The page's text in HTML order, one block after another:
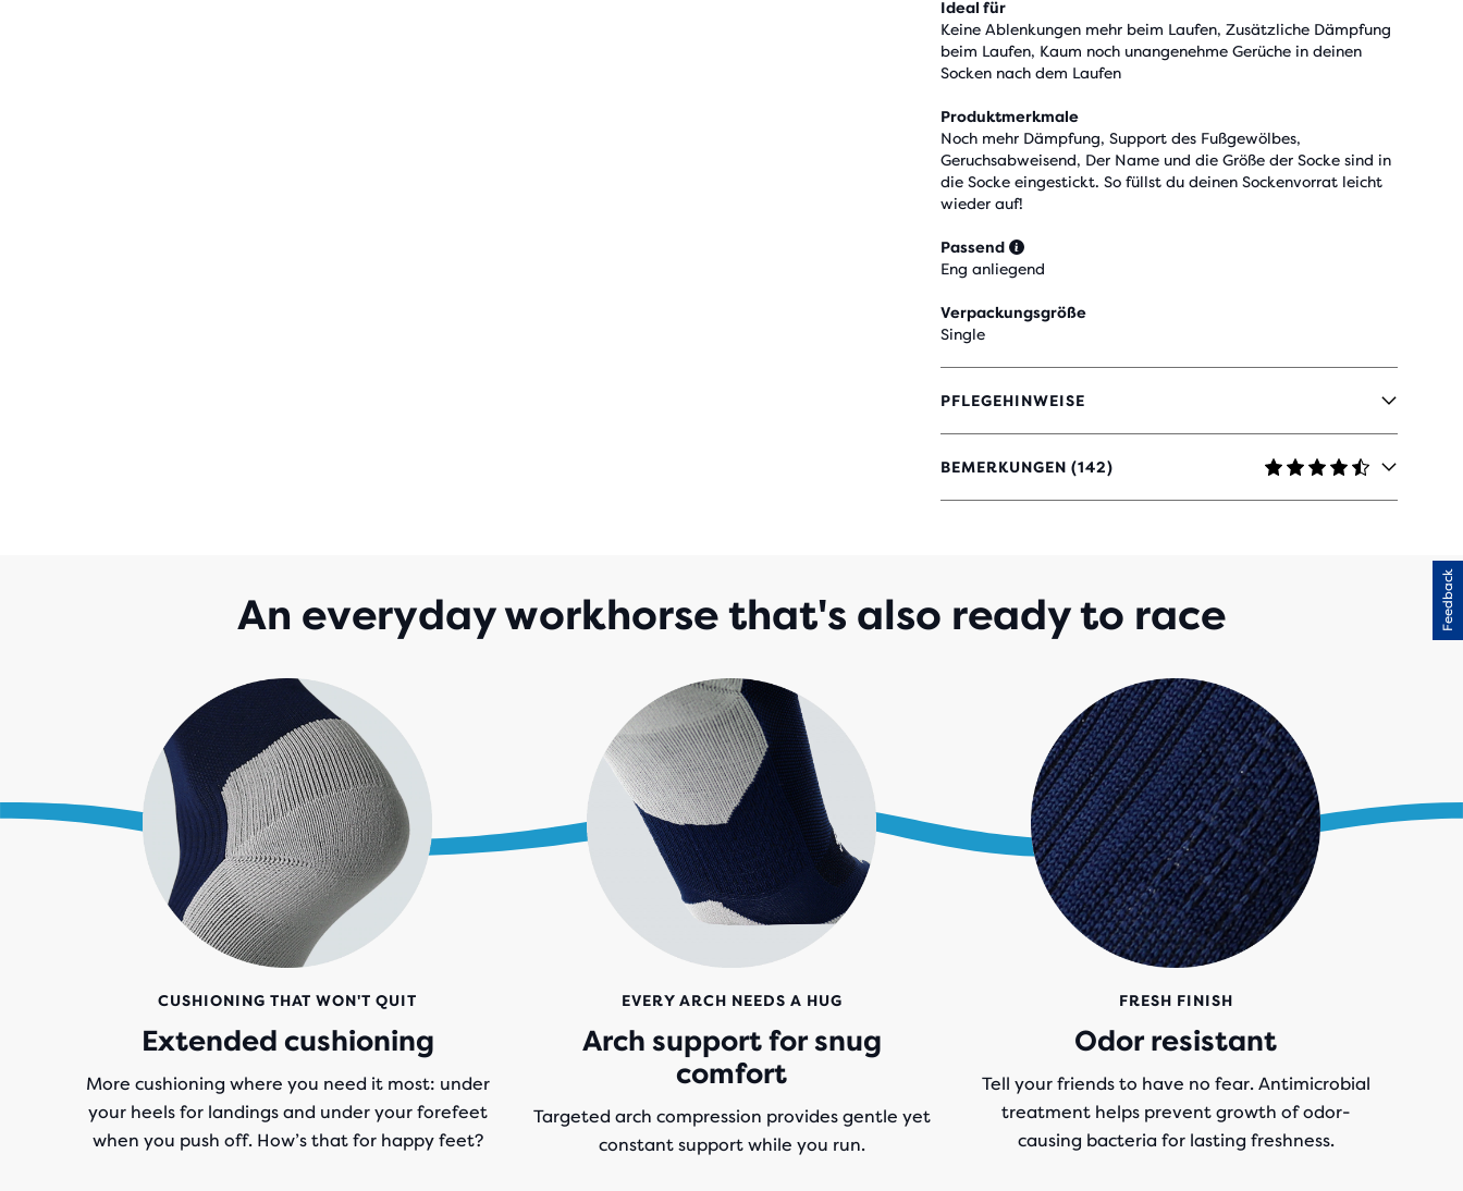
Ideal für
Keine Ablenkungen mehr beim Laufen, Zusätzliche Dämpfung
beim Laufen, Kaum noch unangenehme Gerüche in deinen
Socken nach dem Laufen
Produktmerkmale
Noch mehr Dämpfung, Support des Fußgewölbes,
Geruchsabweisend, Der Name und die Größe der Socke sind in
die Socke eingestickt. So füllst du deinen Sockenvorrat leicht
wieder auf!
Passend
Eng anliegend
Verpackungsgröße
Single
PFLEGEHINWEISE
BEMERKUNGEN (142)
4.4
VON
An everyday workhorse that's also ready to race
CUSHIONING THAT WON'T QUIT
Extended cushioning
More cushioning where you need it most: under
your heels for landings and under your forefeet
when you push off. How’s that for happy feet?
EVERY ARCH NEEDS A HUG
Arch support for snug
comfort
Targeted arch compression provides gentle yet
constant support while you run.
FRESH FINISH
Odor resistant
Tell your friends to have no fear. Antimicrobial
treatment helps prevent growth of odor-
causing bacteria for lasting freshness.
Feedback